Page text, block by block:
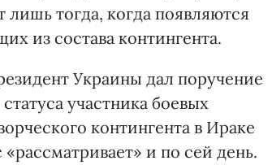
тогда, когда появляются
из состава контингента.
Украины дал поручение
участника боевых
контингента в Ираке
и по сей день.